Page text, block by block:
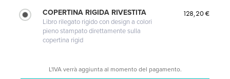
COPERTINA RIGIDA RIVESTITA
Libro rilegato rigido con design a colori
pieno stampato direttamente sulla
copertina rigid
128,20 €
L'IVA verrà aggiunta al momento del pagamento.